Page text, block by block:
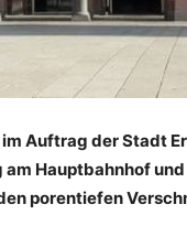
Auftrag der Stadt
Hauptbahnhof
porentiefen